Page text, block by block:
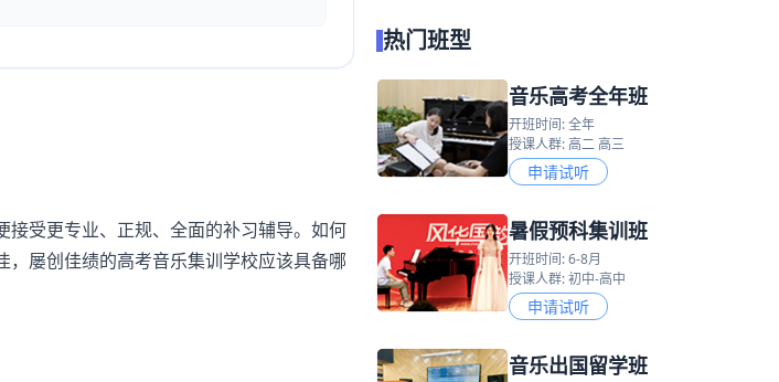
受更专业、正规、全面的补习辅导。如何
，屡创佳绩的高考音乐集训学校应该具备哪
热门班型
音乐高考全年班
开班时间: 全年
授课人群: 高二 高三
申请试听
暑假预科集训班
开班时间: 6-8月
授课人群: 初中-高中
申请试听
音乐出国留学班